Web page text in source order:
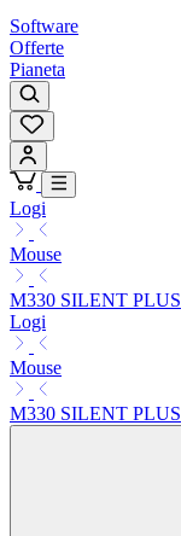
Software
Offerte
Pianeta
Logi
Mouse
M330 SILENT PLUS
Logi
Mouse
M330 SILENT PLUS